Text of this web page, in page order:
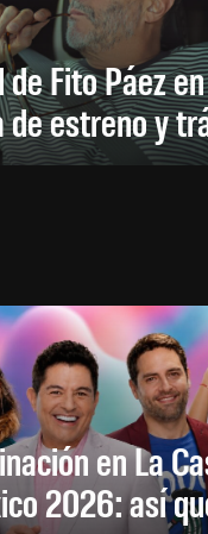
de Fito Páez
de estreno y
en La
2026: así